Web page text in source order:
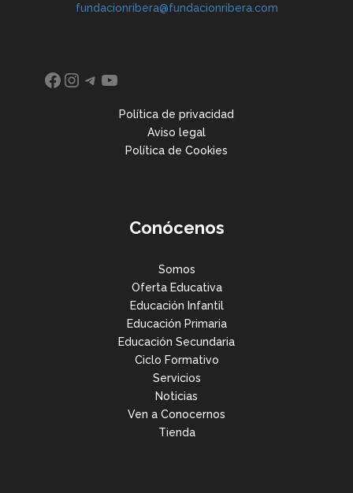
fundacionribera@fundacionribera.com
Facebook
Instagram
Telegram
YouTube
Política de privacidad
Aviso legal
Política de Cookies
Conócenos
Somos
Oferta Educativa
Educación Infantil
Educación Primaria
Educación Secundaria
Ciclo Formativo
Servicios
Noticias
Ven a Conocernos
Tienda